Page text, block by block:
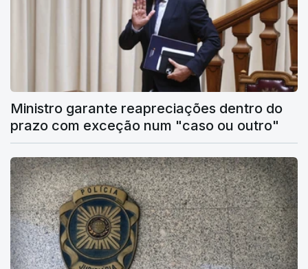
Ministro garante reapreciações dentro do
prazo com exceção num "caso ou outro"